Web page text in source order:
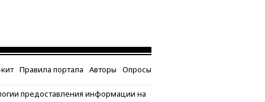
Правила портала Авторы Опросы
предоставления информации на